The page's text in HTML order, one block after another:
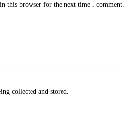
this browser for the next time I comment.
collected and stored.